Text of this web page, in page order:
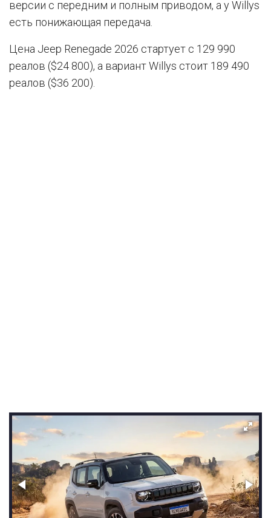
версии с передним и полным приводом, а у Willys
есть понижающая передача.
Цена Jeep Renegade 2026 стартует с 129 990
реалов ($24 800), а вариант Willys стоит 189 490
реалов ($36 200).